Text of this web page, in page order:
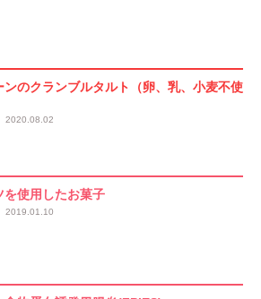
ンのクランブルタルト（卵、乳、小麦不使
2020.08.02
を使用したお菓子
2019.01.10